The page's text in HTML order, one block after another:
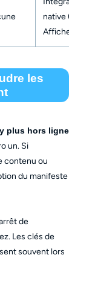
native (NFO,
Affiches)
les
plus hors ligne
un. Si
contenu ou
du manifeste
de
Les clés de
souvent lors